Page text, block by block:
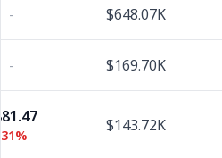
$648.07K
-
$169.70K
-
$143.72K